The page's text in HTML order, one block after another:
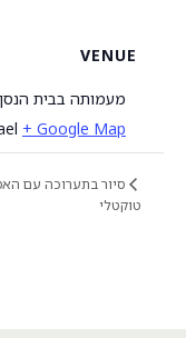
VENUE
מעמותה בבית הנסן
+ Google Map
סיור בתערוכה עם
טוקטלי